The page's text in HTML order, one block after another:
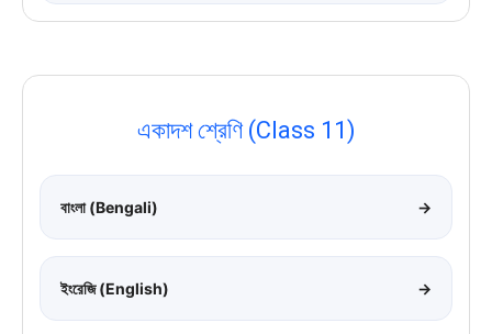
একাদশ শ্রেণি (Class 11)
বাংলা (Bengali) →
ইংরেজি (English) →